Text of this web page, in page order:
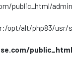
public_html/
opt/alt/php83/